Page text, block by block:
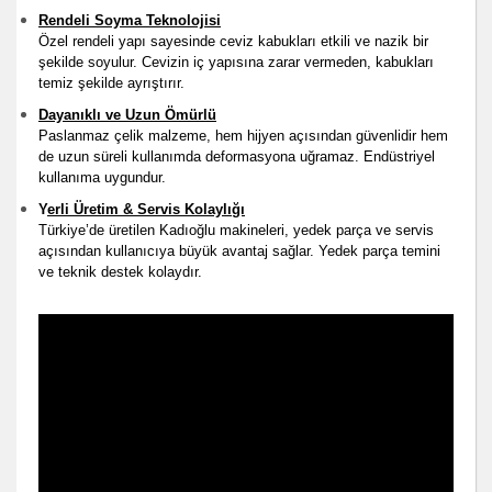
Rendeli Soyma Teknolojisi
Özel rendeli yapı sayesinde ceviz kabukları etkili ve nazik bir
şekilde soyulur. Cevizin iç yapısına zarar vermeden, kabukları
temiz şekilde ayrıştırır.
Dayanıklı ve Uzun Ömürlü
Paslanmaz çelik malzeme, hem hijyen açısından güvenlidir hem
de uzun süreli kullanımda deformasyona uğramaz. Endüstriyel
kullanıma uygundur.
Yerli Üretim & Servis Kolaylığı
Türkiye’de üretilen Kadıoğlu makineleri, yedek parça ve servis
açısından kullanıcıya büyük avantaj sağlar. Yedek parça temini
ve teknik destek kolaydır.